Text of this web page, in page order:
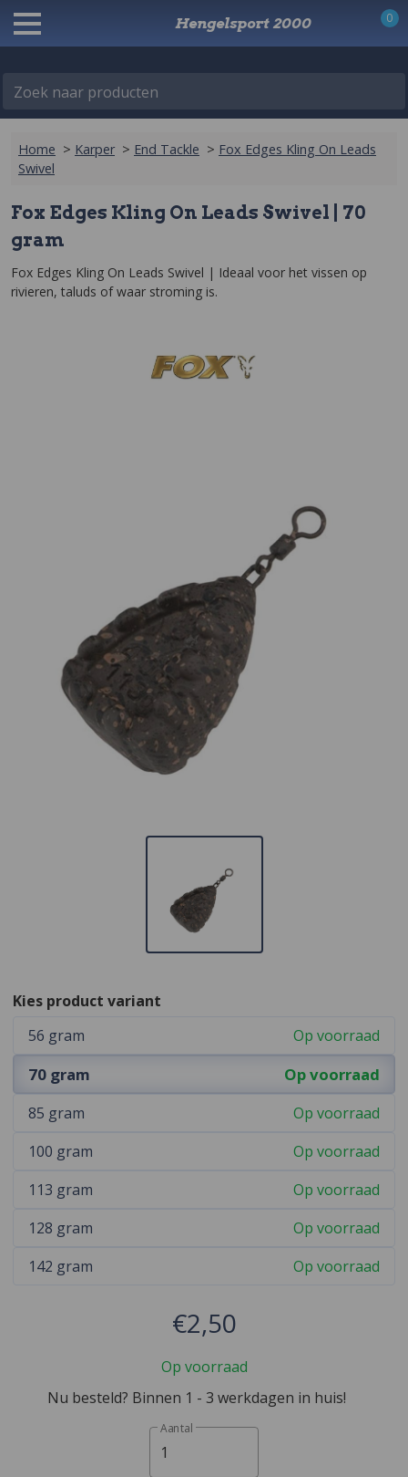
Zoek naar producten
Hengelsport 2000 0
Home > Karper > End Tackle > Fox Edges Kling On Leads
Swivel
Fox Edges Kling On Leads Swivel | 70
gram
Fox Edges Kling On Leads Swivel | Ideaal voor het vissen op
rivieren, taluds of waar stroming is.
Kies product variant
56 gram
Op voorraad
70 gram Op voorraad
85 gram
Op voorraad
100 gram
Op voorraad
113 gram
Op voorraad
128 gram
Op voorraad
142 gram
Op voorraad
€2,50
Op voorraad
Nu besteld? Binnen 1 - 3 werkdagen in huis!
Aantal
1